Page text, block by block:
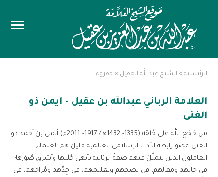
الرئيسية » الشيخ عبدالله العقيل » مقروء
العلامة الرباني عبدالله بن عقيل – ايمن ذو
الغنى
من حُجَج الله على خَلقه (1335- 1432هـ/ 1917- 2011م) أيمن بن أحمد ذو
الغنى عضو رابطة الأدب الإسلامي العالمية قليلٌ هم العلماء
العاملون الذين تتمثَّلُ فيهم صفةُ الربَّانية بأبهى حُلَلها وأشرق صُوَرها؛
في حالهم ومقالهم، في نصحهم وتعليمهم، في جِدِّهم ومُزاحهم، في